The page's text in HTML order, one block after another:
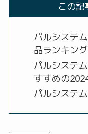
この記
パルシステ
品ランキング
パルシステ
すすめの
パルシステ